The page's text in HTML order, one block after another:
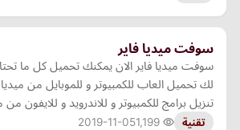
سوفت ميديا فاير
سوفت ميديا فاير الان يمكنك تحميل كل ما
لك تحميل العاب للكمبيوتر و للموبايل من
تنزيل برامج للكمبيوتر و للاندرويد و للايفون من
تقنية 2019-11-05